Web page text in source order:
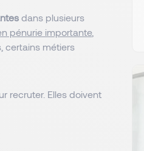
dans plusieurs
pénurie importante,
certains métiers
recruter. Elles doivent